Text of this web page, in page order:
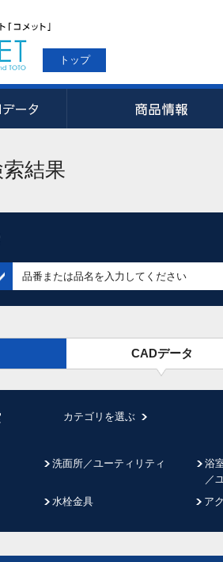
トップ
結果
CADデータ
カテゴリを選ぶ
洗面所／ユーティリティ
浴
／
水栓金具 ア